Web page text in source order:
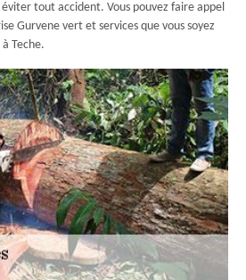
tout accident. Vous pouvez faire appel
Gurvene vert et services que vous soyez
Teche.